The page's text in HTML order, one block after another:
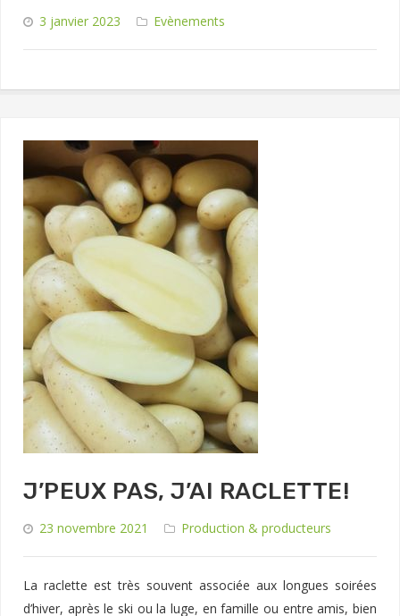
3 janvier 2023 Evènements
J’PEUX PAS, J’AI RACLETTE!
23 novembre 2021 Production & producteurs
La raclette est très souvent associée aux longues soirées
d’hiver, après le ski ou la luge, en famille ou entre amis, bien